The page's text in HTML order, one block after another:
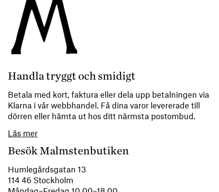
Handla tryggt och smidigt
Betala med kort, faktura eller dela upp betalningen via
Klarna i vår webbhandel. Få dina varor levererade till
dörren eller hämta ut hos ditt närmsta postombud.
Läs mer
Besök Malmstenbutiken
Humlegårdsgatan 13
114 46 Stockholm